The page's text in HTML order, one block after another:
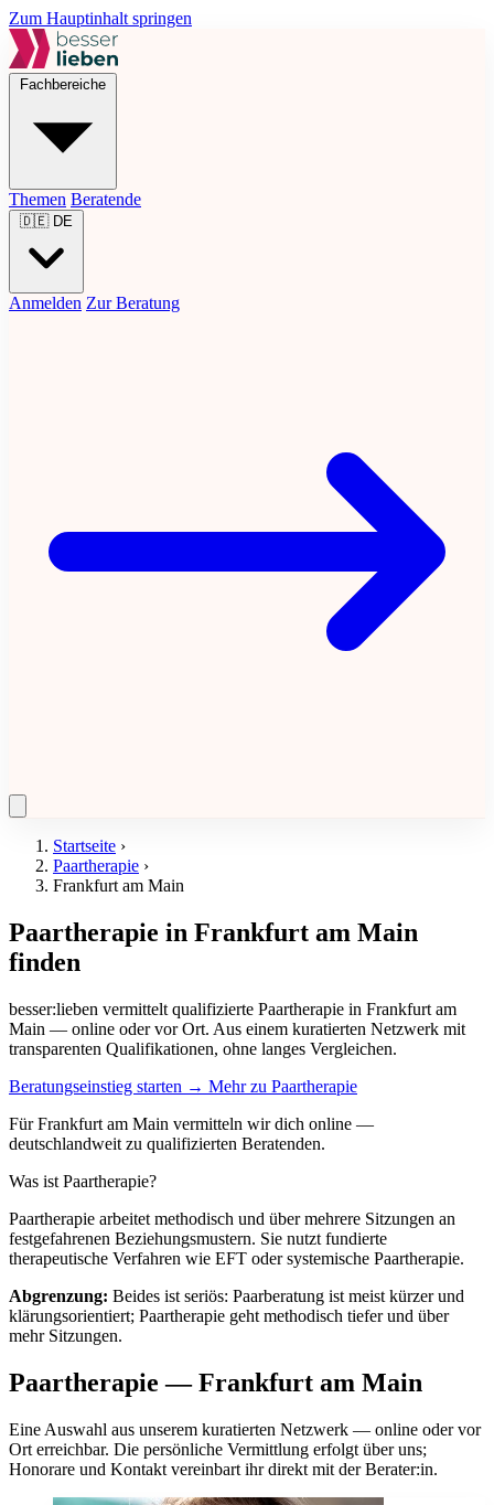
Zum Hauptinhalt springen
Fachbereiche
Themen Beratende
🇩🇪 DE
Anmelden Zur Beratung
Startseite ›
Paartherapie ›
Frankfurt am Main
Paartherapie in Frankfurt am Main
finden
besser:lieben vermittelt qualifizierte Paartherapie in Frankfurt am
Main — online oder vor Ort. Aus einem kuratierten Netzwerk mit
transparenten Qualifikationen, ohne langes Vergleichen.
Beratungseinstieg starten → Mehr zu Paartherapie
Für Frankfurt am Main vermitteln wir dich online —
deutschlandweit zu qualifizierten Beratenden.
Was ist Paartherapie?
Paartherapie arbeitet methodisch und über mehrere Sitzungen an
festgefahrenen Beziehungsmustern. Sie nutzt fundierte
therapeutische Verfahren wie EFT oder systemische Paartherapie.
Abgrenzung: Beides ist seriös: Paarberatung ist meist kürzer und
klärungsorientiert; Paartherapie geht methodisch tiefer und über
mehr Sitzungen.
Paartherapie — Frankfurt am Main
Eine Auswahl aus unserem kuratierten Netzwerk — online oder vor
Ort erreichbar. Die persönliche Vermittlung erfolgt über uns;
Honorare und Kontakt vereinbart ihr direkt mit der Berater:in.